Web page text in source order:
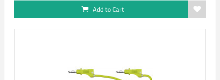
Add to Cart